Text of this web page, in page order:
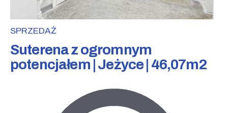
SPRZEDAŻ
Suterena z ogromnym
potencjałem | Jeżyce | 46,07m2